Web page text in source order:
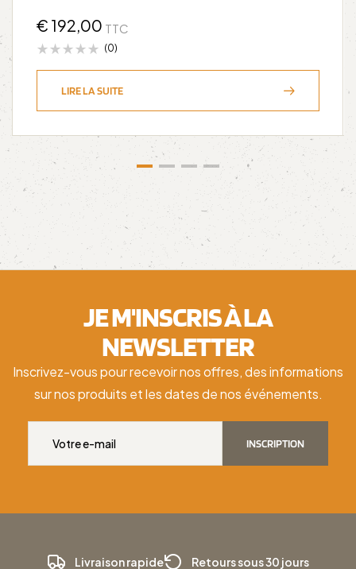
€ 192,00 TTC
(0)
LIRE LA SUITE
JE M'INSCRIS À LA
NEWSLETTER
Inscrivez-vous pour recevoir nos offres, des informations
sur nos produits et les dates de nos événements.
INSCRIPTION
Livraison rapide Retours sous 30 jours